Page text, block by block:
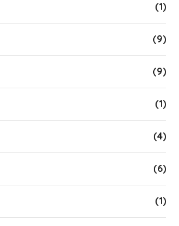
(1)
(9)
(9)
(1)
(4)
(6)
(1)